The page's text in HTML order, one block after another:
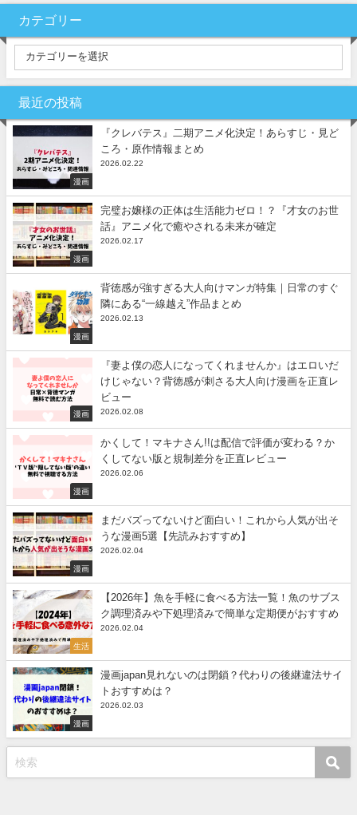
カテゴリー
最近の投稿
漫画
『クレバテス』二期アニメ化決定！あらすじ・見ど
ころ・原作情報まとめ
2026.02.22
漫画
完璧お嬢様の正体は生活能力ゼロ！？『才女のお世
話』アニメ化で癒やされる未来が確定
2026.02.17
漫画
背徳感が強すぎる大人向けマンガ特集｜日常のすぐ
隣にある“一線越え”作品まとめ
2026.02.13
漫画
『妻よ僕の恋人になってくれませんか』はエロいだ
けじゃない？背徳感が刺さる大人向け漫画を正直レ
ビュー
2026.02.08
漫画
かくして！マキナさん!!は配信で評価が変わる？か
くしてない版と規制差分を正直レビュー
2026.02.06
漫画
まだバズってないけど面白い！これから人気が出そ
うな漫画5選【先読みおすすめ】
2026.02.04
生活
【2026年】魚を手軽に食べる方法一覧！魚のサブス
ク調理済みや下処理済みで簡単な定期便がおすすめ
2026.02.04
漫画
漫画japan見れないのは閉鎖？代わりの後継違法サイ
トおすすめは？
2026.02.03